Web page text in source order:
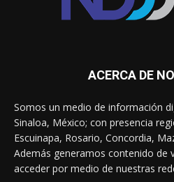
ACERCA DE
Somos un medio de información
Sinaloa, México; con presencia
Escuinapa, Rosario, Concordia,
Además generamos contenido de
acceder por medio de nuestras